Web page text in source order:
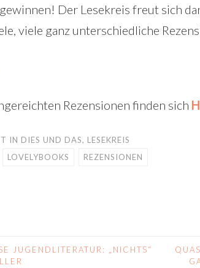
Der Lesekreis freut sich
viele ganz unterschiedliche
Rezensionen finden sich
IN DIES UND DAS, LESEKREIS
LOVELYBOOKS REZENSIONEN
JUGENDLITERATUR: „NICHTS“